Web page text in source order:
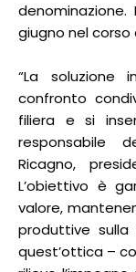
giugno nel corso
“La soluzione
confronto
filiera e si
responsabile
Ricagno,
L’obiettivo è
valore,
produttive sulla
quest’ottica –